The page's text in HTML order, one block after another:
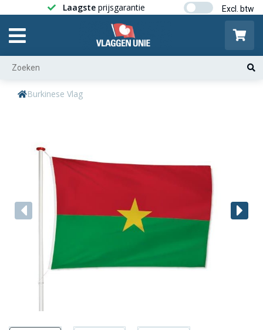
Laagste prijsgarantie Gratis
Burkinese Vlag